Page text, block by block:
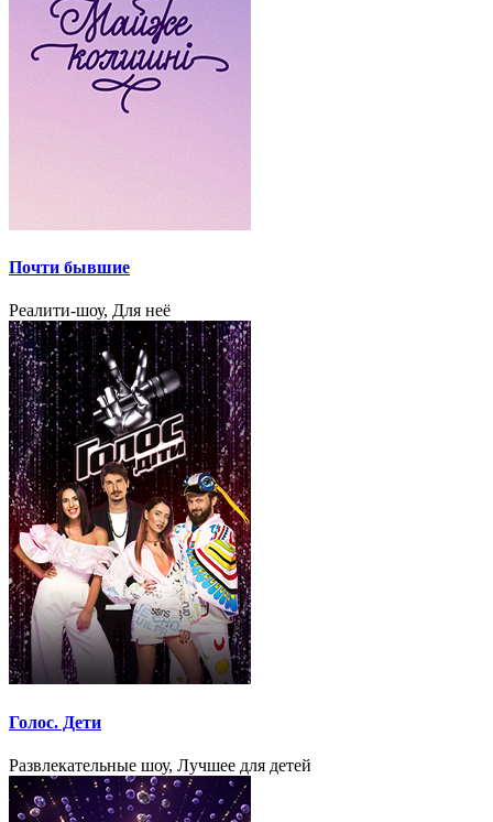
Почти бывшие
Реалити-шоу, Для неё
Голос. Дети
Развлекательные шоу, Лучшее для детей